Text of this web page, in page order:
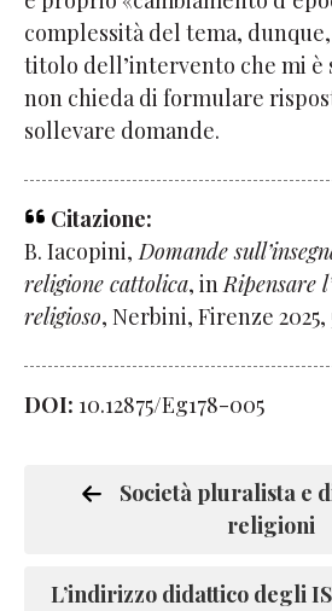
complessità del tema,
titolo dell’intervento che mi è
non chieda di formulare
sollevare domande.
Citazione:
B. Iacopini, Domande
religione cattolica, inRipensare
religioso, Nerbini, Firenze 2025,
DOI: 10.12875/Eg178-005
Società pluralista e
religioni
L’indirizzo didattico degli